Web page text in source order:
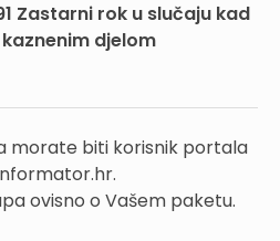
Zastarni rok u slučaju kad
djelom
morate biti korisnik portala
ovisno o Vašem paketu.